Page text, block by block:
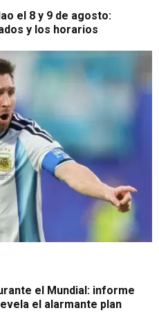
el 8 y 9 de agosto:
y los horarios
el Mundial: informe
el alarmante plan